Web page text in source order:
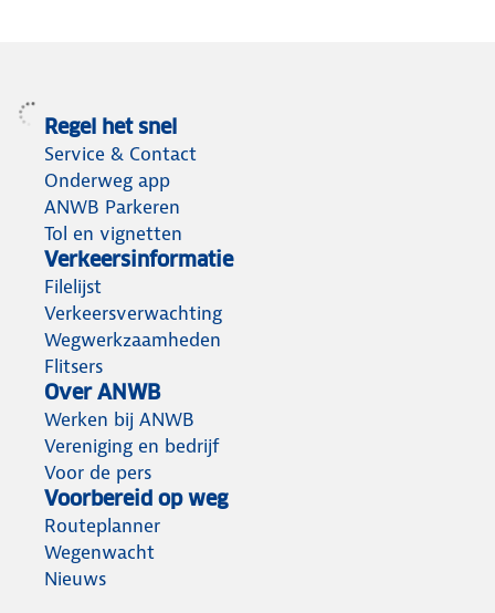
Regel het snel
Service & Contact
Onderweg app
ANWB Parkeren
Tol en vignetten
Verkeersinformatie
Filelijst
Verkeersverwachting
Wegwerkzaamheden
Flitsers
Over ANWB
Werken bij ANWB
Vereniging en bedrijf
Voor de pers
Voorbereid op weg
Routeplanner
Wegenwacht
Nieuws